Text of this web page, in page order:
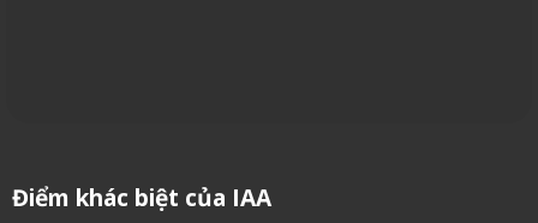
Điểm khác biệt của IAA